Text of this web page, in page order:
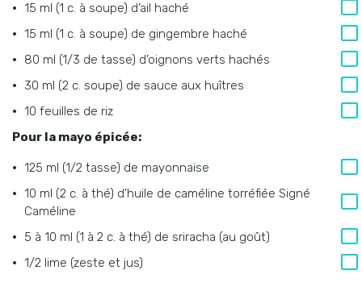
15 ml (1 c. à soupe) d’ail haché
15 ml (1 c. à soupe) de gingembre haché
80 ml (1/3 de tasse) d’oignons verts hachés
30 ml (2 c. soupe) de sauce aux huîtres
10 feuilles de riz
Pour la mayo épicée:
125 ml (1/2 tasse) de mayonnaise
10 ml (2 c. à thé) d’huile de caméline torréfiée Signé
Caméline
5 à 10 ml (1 à 2 c. à thé) de sriracha (au goût)
1/2 lime (zeste et jus)